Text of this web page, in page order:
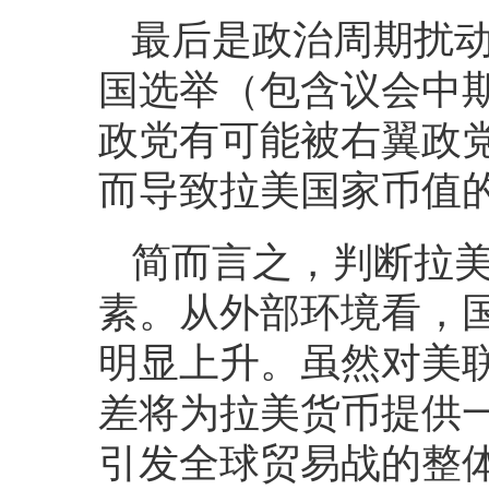
最后是政治周期扰
国选举（包含议会中
政党有可能被右翼政
而导致拉美国家币值
简而言之，判断拉
素。从外部环境看，
明显上升。虽然对美
差将为拉美货币提供
引发全球贸易战的整